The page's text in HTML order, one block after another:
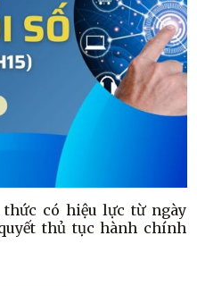
có hiệu lực từ ngày
thủ tục hành chính